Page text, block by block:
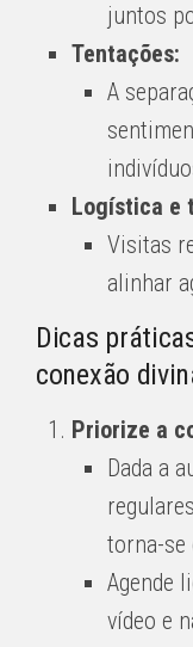
juntos
Tentações:
A
Logística e
Visitas
alinhar
Dicas
conexão
Priorize a
Dada a
torna-se
Agende
vídeo e